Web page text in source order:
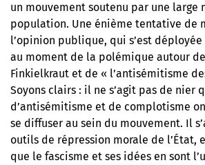
un mouvement soutenu par une large
population. Une énième tentative de
l’opinion publique, qui s’est déployée
au moment de la polémique autour de
Finkielkraut et de « l’antisémitisme
Soyons clairs : il ne s’agit pas de nier
d’antisémitisme et de complotisme
se diffuser au sein du mouvement. Il
outils de répression morale de l’État,
que le fascisme et ses idées en sont